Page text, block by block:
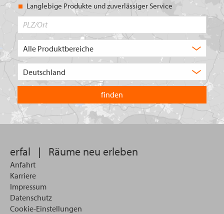
Langlebige Produkte und zuverlässiger Service
in
welchem
Land
Sie
suchen
erfal | Räume neu erleben
Anfahrt
Karriere
Impressum
Datenschutz
Cookie-Einstellungen